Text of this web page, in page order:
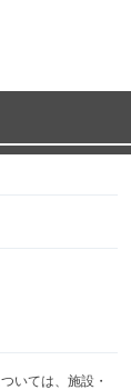
いては、施設・